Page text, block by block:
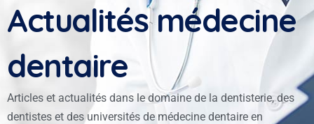
Actualités médecine
dentaire
Articles et actualités dans le domaine de la dentisterie, des
dentistes et des universités de médecine dentaire en